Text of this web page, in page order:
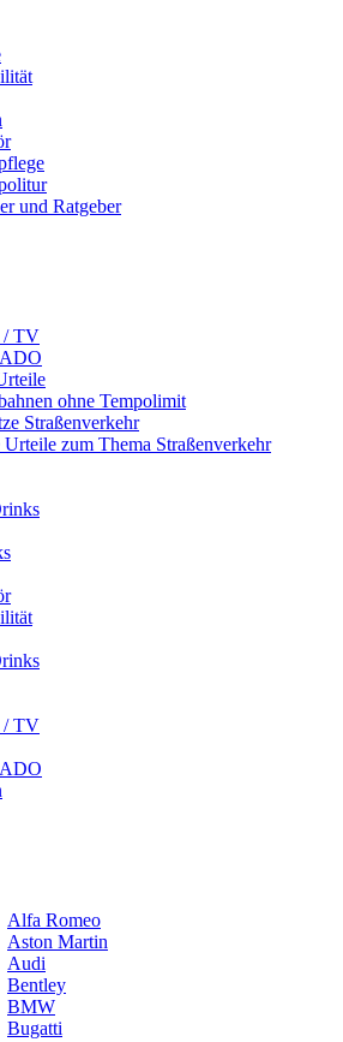
und Ratgeber
/ TV
ohne Tempolimit
Straßenverkehr
Urteile zum Thema Straßenverkehr
/ TV
Alfa Romeo
Aston Martin
Audi
Bentley
BMW
Bugatti